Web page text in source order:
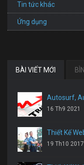
Tin tức khác
Ứng dụng
BÀI VIẾT MỚI
Autosurf,
16 Th9 2021
Thiết Kế
19 Th10 2017